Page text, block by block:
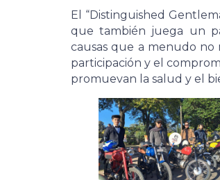
El “Distinguished
que también juega un
causas que a menudo no
participación y el
promuevan la salud y el